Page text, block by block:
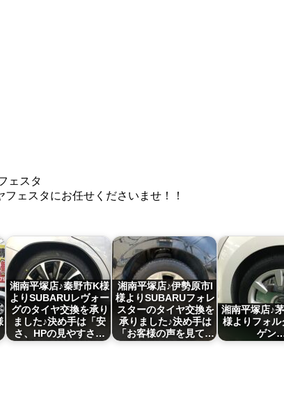
ェスタ
ェスタにお任せくださいませ！！
湘南平塚店♪秦野市K様
よりSUBARUレヴォー
グのタイヤ交換を承り
ました♪決め手は「安
さ、HPの見やすさ…
湘南平塚店♪伊勢原市I
様よりSUBARUフォレ
スターのタイヤ交換を
承りました♪決め手は
「お客様の声を見て…
湘南平塚店♪
様よりフォル
ゲン